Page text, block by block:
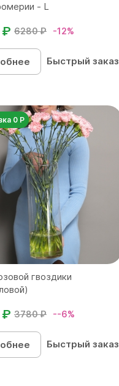
- L
6280 ₽ -12%
₽
Быстрый заказ
0 Р
гвоздики
3780 ₽ --6%
₽
Быстрый заказ